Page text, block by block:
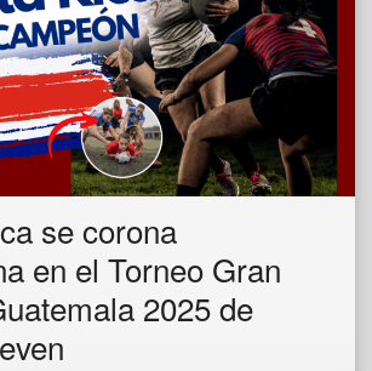
se corona
en el Torneo Gran
2025 de